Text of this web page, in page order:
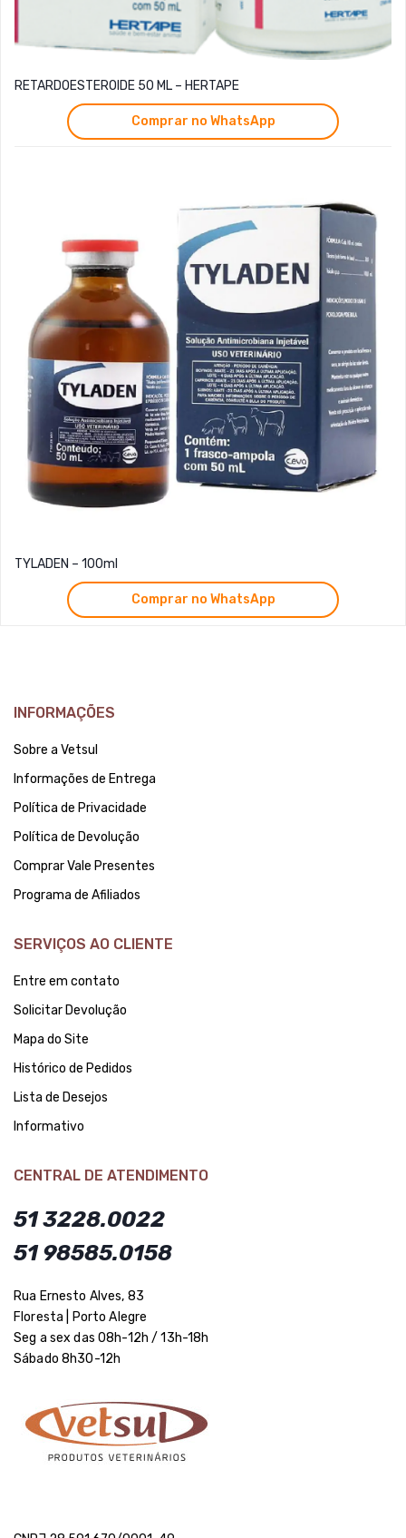
RETARDOESTEROIDE 50 ML – HERTAPE
Comprar no WhatsApp
TYLADEN – 100ml
Comprar no WhatsApp
INFORMAÇÕES
Sobre a Vetsul
Informações de Entrega
Política de Privacidade
Política de Devolução
Comprar Vale Presentes
Programa de Afiliados
SERVIÇOS AO CLIENTE
Entre em contato
Solicitar Devolução
Mapa do Site
Histórico de Pedidos
Lista de Desejos
Informativo
CENTRAL DE ATENDIMENTO
51 3228.0022
51 98585.0158
Rua Ernesto Alves, 83
Floresta | Porto Alegre
Seg a sex das 08h-12h / 13h-18h
Sábado 8h30-12h